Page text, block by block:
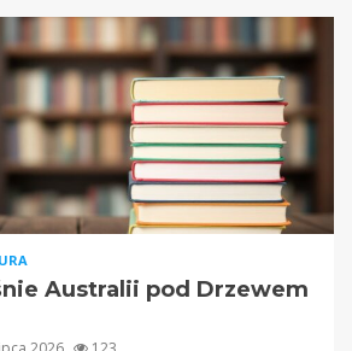
Australii pod Drzewem